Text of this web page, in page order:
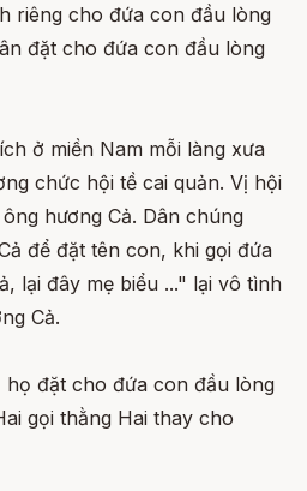
riêng cho đứa con đầu lòng
đặt cho đứa con đầu lòng
ở miền Nam mỗi làng xưa
chức hội tề cai quản. Vị hội
hương Cả. Dân chúng
để đặt tên con, khi gọi đứa
lại đây mẹ biểu ..." lại vô tình
Cả.
đặt cho đứa con đầu lòng
gọi thằng Hai thay cho